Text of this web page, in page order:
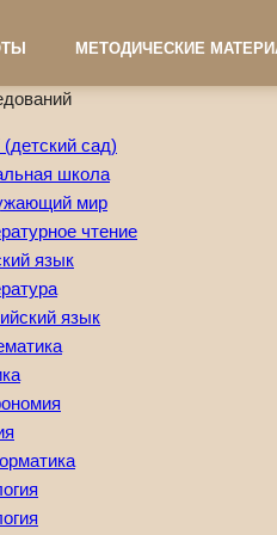
МЕТОДИЧЕСКИЕ
сад)
школа
мир
чтение
язык
язык